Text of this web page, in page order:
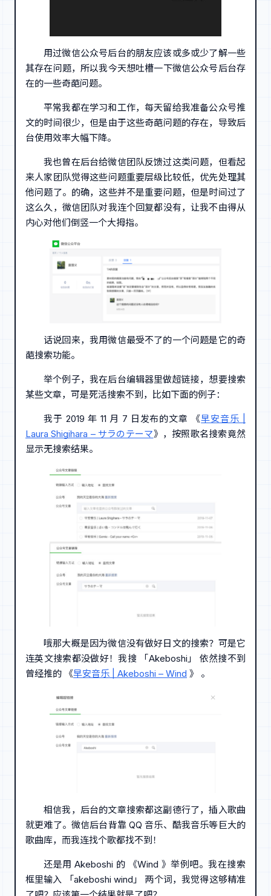
用过微信公众号后台的朋友应该或多或少了解一些
其存在问题，所以我今天想吐槽一下微信公众号后台存
在的一些奇葩问题。
平常我都在学习和工作，每天留给我准备公众号推
文的时间很少，但是由于这些奇葩问题的存在，导致后
台使用效率大幅下降。
我也曾在后台给微信团队反馈过这类问题，但看起
来人家团队觉得这些问题重要层级比较低，优先处理其
他问题了。的确，这些并不是重要问题，但是时间过了
这么久，微信团队对我连个回复都没有，让我不由得从
内心对他们倒竖一个大拇指。
话说回来，我用微信最受不了的一个问题是它的奇
葩搜索功能。
举个例子，我在后台编辑器里做超链接，想要搜索
某些文章，可是死活搜索不到，比如下面的例子：
我于 2019 年 11 月 7 日发布的文章 《早安音乐 |
Laura Shigihara – サラのテーマ》，按照歌名搜索竟然
显示无搜索结果。
哦那大概是因为微信没有做好日文的搜索？可是它
连英文搜索都没做好！我搜 「Akeboshi」 依然搜不到
曾经推的 《早安音乐 | Akeboshi – Wind 》 。
相信我，后台的文章搜索都这副德行了，插入歌曲
就更难了。微信后台背靠 QQ 音乐、酷我音乐等巨大的
歌曲库，而我连找个歌都找不到！
还是用 Akeboshi 的 《Wind 》举例吧。我在搜索
框里输入 「akeboshi wind」 两个词，我觉得这够精准